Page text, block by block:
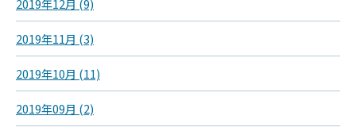
2019年12月 (9)
2019年11月 (3)
2019年10月 (11)
2019年09月 (2)